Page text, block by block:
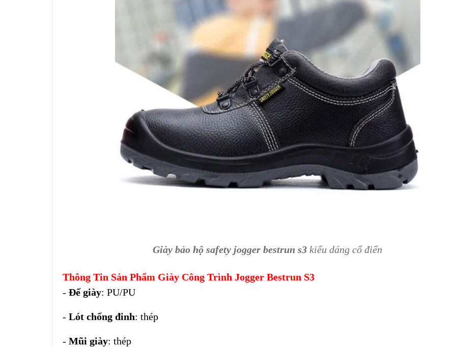
Giày bảo hộ safety jogger bestrun s3 kiểu dáng cổ điển
Thông Tin Sản Phẩm Giày Công Trình Jogger Bestrun S3
- Đế giày: PU/PU
- Lót chống đinh: thép
- Mũi giày: thép